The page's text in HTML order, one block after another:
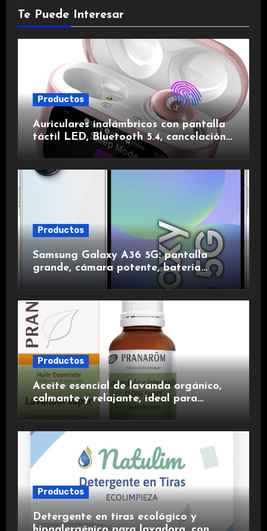
Te Puede Interesar
Productos
Auriculares inalámbricos con pantalla
táctil LED, Bluetooth 5.4, cancelación
de ruido, impermeables y de larga
duración.
Productos
Samsung Galaxy A36 5G: pantalla
grande, cámara potente, batería
duradera y carga rápida para una
experiencia premium.
Productos
Aceite esencial de lavanda orgánico,
calmante y relajante, ideal para
Productos
Detergente en tiras ecológico y